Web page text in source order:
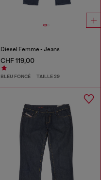
Diesel Femme - Jeans
CHF 119,00
BLEU FONCÉ TAILLE 29